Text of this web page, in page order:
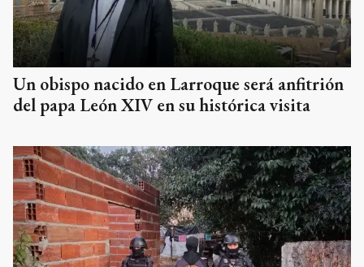
Un obispo nacido en Larroque será anfitrión
del papa León XIV en su histórica visita